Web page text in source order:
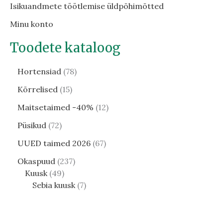
Isikuandmete töötlemise üldpõhimõtted
Minu konto
Toodete kataloog
Hortensiad 78
Kõrrelised 15
Maitsetaimed -40% 12
Püsikud 72
UUED taimed 2026 67
Okaspuud 237
Kuusk 49
Sebia kuusk 7